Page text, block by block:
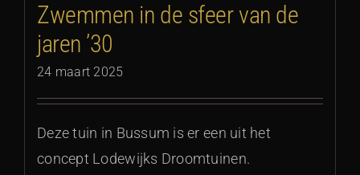
Zwemmen in de sfeer van de
jaren ’30
24 maart 2025
Deze tuin in Bussum is er een uit het
concept Lodewijks Droomtuinen.